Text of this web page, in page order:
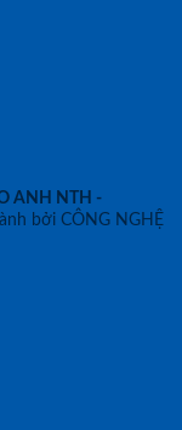
ANH NTH -
bởi CÔNG NGHỆ